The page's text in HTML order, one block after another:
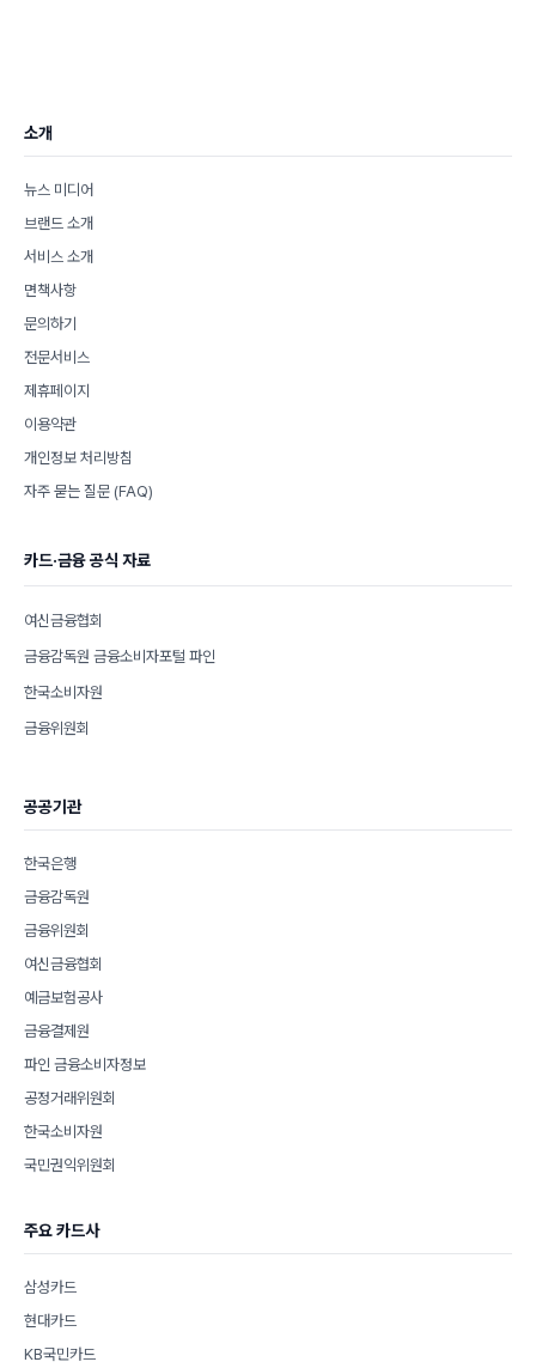
소개
뉴스 미디어
브랜드 소개
서비스 소개
면책사항
문의하기
전문서비스
제휴페이지
이용약관
개인정보 처리방침
자주 묻는 질문 (FAQ)
카드·금융 공식 자료
여신금융협회
금융감독원 금융소비자포털 파인
한국소비자원
금융위원회
공공기관
한국은행
금융감독원
금융위원회
여신금융협회
예금보험공사
금융결제원
파인 금융소비자정보
공정거래위원회
한국소비자원
국민권익위원회
주요 카드사
삼성카드
현대카드
KB국민카드